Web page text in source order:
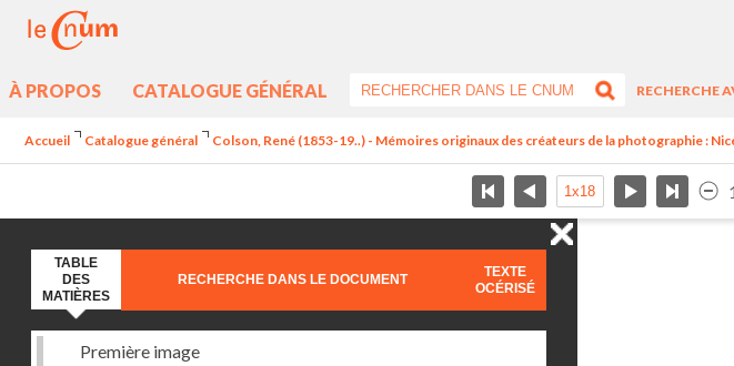
À PROPOS CATALOGUE GÉNÉRAL
RECHERCHE
Accueil Catalogue général Colson, René (1853-19..) - Mémoires originaux des créateurs de la photographie :
TABLE
DES
MATIÈRES
RECHERCHE DANS LE DOCUMENT
TEXTE
OCÉRISÉ
Première image